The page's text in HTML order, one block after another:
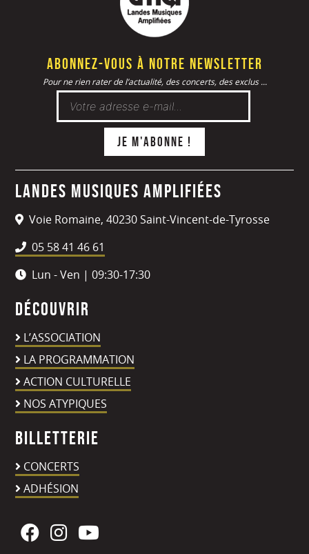
Abonnez-vous à notre newsletter
Pour ne rien rater de l’actualité, des concerts, des exclus ...
Landes Musiques Amplifiées
Voie Romaine, 40230 Saint-Vincent-de-Tyrosse
05 58 41 46 61
Lun - Ven | 09:30-17:30
Découvrir
L’ASSOCIATION
LA PROGRAMMATION
ACTION CULTURELLE
NOS ATYPIQUES
Billetterie
CONCERTS
ADHÉSION